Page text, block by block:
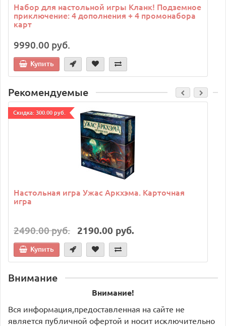
Набор для настольной игры Кланк! Подземное
приключение: 4 дополнения + 4 промонабора
карт
9990.00 руб.
Купить
Рекомендуемые
Cкидка: 300.00 руб.
Настольная игра Ужас Аркхэма. Карточная
игра
2490.00 руб. 2190.00 руб.
Купить
Внимание
Внимание!
Вся информация,предоставленная на сайте не
является публичной офертой и носит исключительно